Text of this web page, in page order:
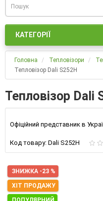
КАТЕГОРІЇ
Головна Тепловізори
Тепловізор Dali S252H
Тепловізор Dali
Офіційний представник в
Код товару: Dali S252H
ЗНИЖКА -23 %
ХІТ ПРОДАЖУ